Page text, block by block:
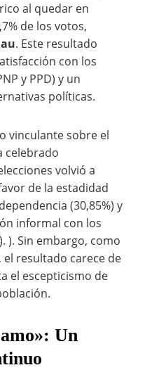
al quedar en
de los votos,
. Este resultado
con los
y PPD) y un
políticas.
vinculante sobre el
celebrado
volvió a
de la estadidad
(30,85%) y
informal con los
). Sin embargo, como
resultado carece de
el escepticismo de
Un